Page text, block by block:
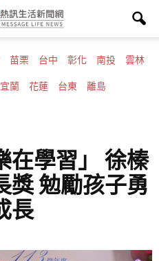
苗栗 台中 彰化 南投 雲林
宜蘭 花蓮 台東 離島
在學習」 徐榛
獎 勉勵孩子勇
長